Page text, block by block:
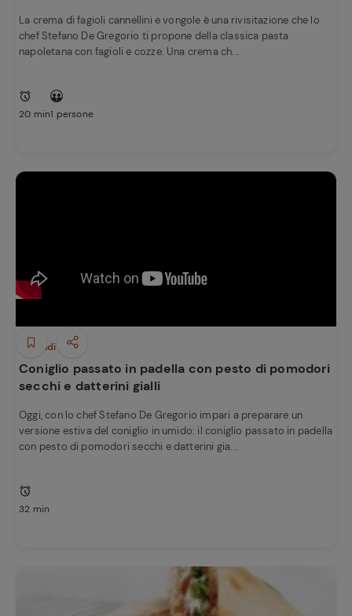
La crema di fagioli cannellini e vongole è una rivisitazione che lo
chef Stefano De Gregorio ti propone della classica pasta
napoletana con fagioli e cozze. Una crema ch...
20 min1 persone
Secondi piatti
Coniglio passato in padella con pesto di pomodori
secchi e datterini gialli
Oggi, con lo chef Stefano De Gregorio impari a preparare un
versione estiva del coniglio in umido: il coniglio passato in padella
con pesto di pomodori secchi e datterini gia...
32 min